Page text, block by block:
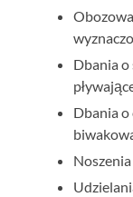
Dbania
Dbania o
Noszenia